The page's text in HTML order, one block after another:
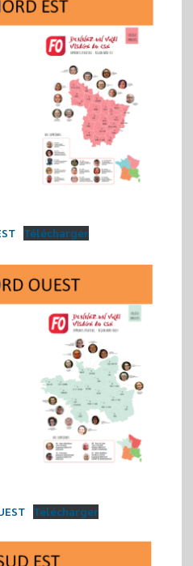
Télécharger
Télécharger